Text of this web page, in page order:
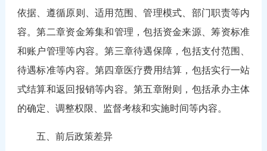
依据、遵循原则、适用范围、管理模式、部门职责等内
容。第二章资金筹集和管理，包括资金来源、筹资标准
和账户管理等内容。第三章待遇保障，包括支付范围、
待遇标准等内容。第四章医疗费用结算，包括实行一站
式结算和返回报销等内容。第五章附则，包括承办主体
的确定、调整权限、监督考核和实施时间等内容。
五、前后政策差异